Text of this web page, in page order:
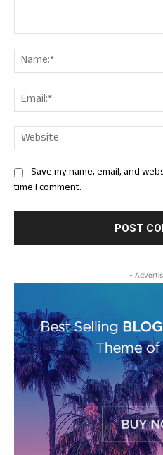
Save my name, email, and
time I comment.
-